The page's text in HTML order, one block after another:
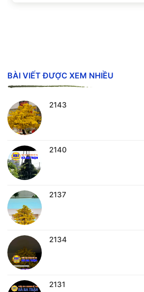
BÀI VIẾT ĐƯỢC XEM NHIỀU
2143
2140
2137
2134
2131